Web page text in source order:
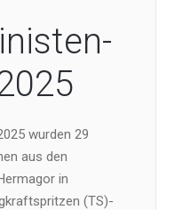
wurden 29
aus den
in
(TS)-